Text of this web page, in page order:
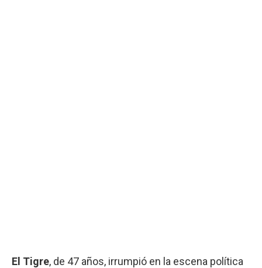
El Tigre, de 47 años, irrumpió en la escena política